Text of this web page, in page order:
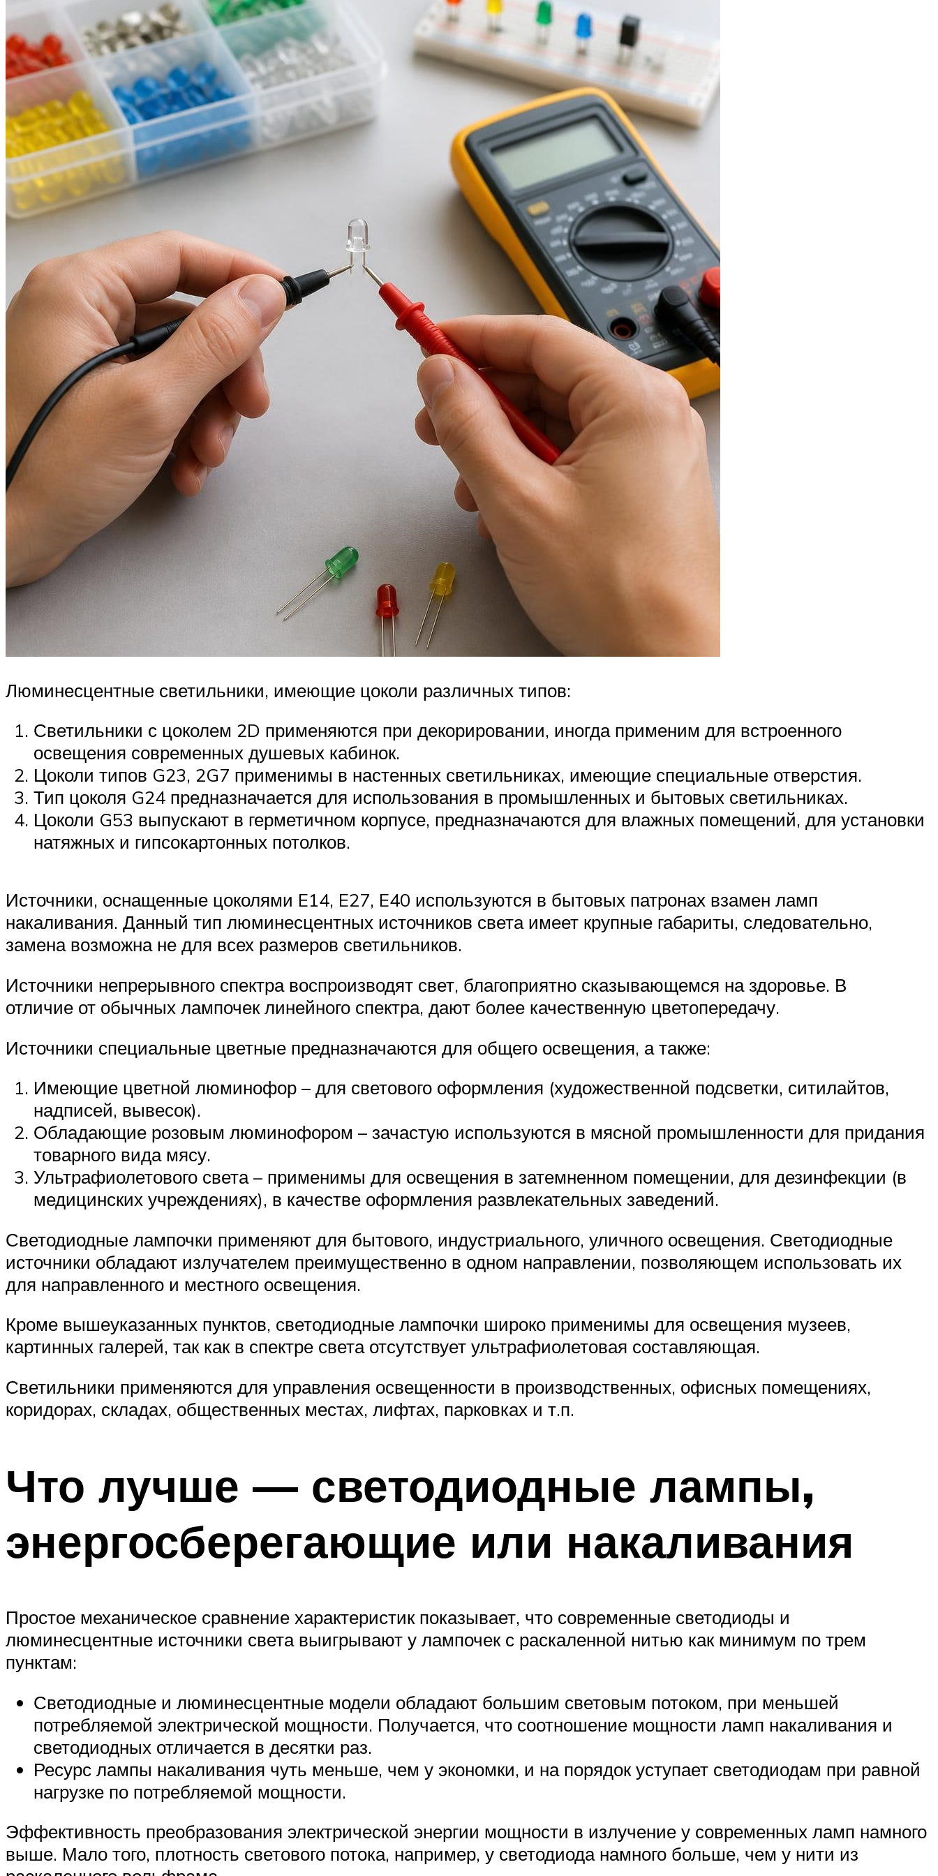
Люминесцентные светильники, имеющие цоколи различных типов:
Светильники с цоколем 2D применяются при декорировании, иногда применим для встроенного
освещения современных душевых кабинок.
Цоколи типов G23, 2G7 применимы в настенных светильниках, имеющие специальные отверстия.
Тип цоколя G24 предназначается для использования в промышленных и бытовых светильниках.
Цоколи G53 выпускают в герметичном корпусе, предназначаются для влажных помещений, для установки
натяжных и гипсокартонных потолков.
Источники, оснащенные цоколями E14, E27, E40 используются в бытовых патронах взамен ламп
накаливания. Данный тип люминесцентных источников света имеет крупные габариты, следовательно,
замена возможна не для всех размеров светильников.
Источники непрерывного спектра воспроизводят свет, благоприятно сказывающемся на здоровье. В
отличие от обычных лампочек линейного спектра, дают более качественную цветопередачу.
Источники специальные цветные предназначаются для общего освещения, а также:
Имеющие цветной люминофор – для светового оформления (художественной подсветки, ситилайтов,
надписей, вывесок).
Обладающие розовым люминофором – зачастую используются в мясной промышленности для придания
товарного вида мясу.
Ультрафиолетового света – применимы для освещения в затемненном помещении, для дезинфекции (в
медицинских учреждениях), в качестве оформления развлекательных заведений.
Светодиодные лампочки применяют для бытового, индустриального, уличного освещения. Светодиодные
источники обладают излучателем преимущественно в одном направлении, позволяющем использовать их
для направленного и местного освещения.
Кроме вышеуказанных пунктов, светодиодные лампочки широко применимы для освещения музеев,
картинных галерей, так как в спектре света отсутствует ультрафиолетовая составляющая.
Светильники применяются для управления освещенности в производственных, офисных помещениях,
коридорах, складах, общественных местах, лифтах, парковках и т.п.
Что лучше — светодиодные лампы,
энергосберегающие или накаливания
Простое механическое сравнение характеристик показывает, что современные светодиоды и
люминесцентные источники света выигрывают у лампочек с раскаленной нитью как минимум по трем
пунктам:
Светодиодные и люминесцентные модели обладают большим световым потоком, при меньшей
потребляемой электрической мощности. Получается, что соотношение мощности ламп накаливания и
светодиодных отличается в десятки раз.
Ресурс лампы накаливания чуть меньше, чем у экономки, и на порядок уступает светодиодам при равной
нагрузке по потребляемой мощности.
Эффективность преобразования электрической энергии мощности в излучение у современных ламп намного
выше. Мало того, плотность светового потока, например, у светодиода намного больше, чем у нити из